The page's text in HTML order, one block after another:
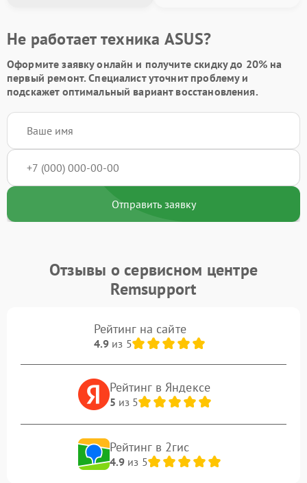
Не работает техника ASUS?
Оформите заявку онлайн и получитескидку до 20% на
первый ремонт. Специалист уточнит проблему и
подскажет оптимальный вариант восстановления.
Отправить заявку
Отзывы о сервисном центре
Remsupport
Рейтинг на сайте
4.9из 5
Рейтинг в Яндексе
5 из 5
Рейтинг в 2гис
4.9из 5